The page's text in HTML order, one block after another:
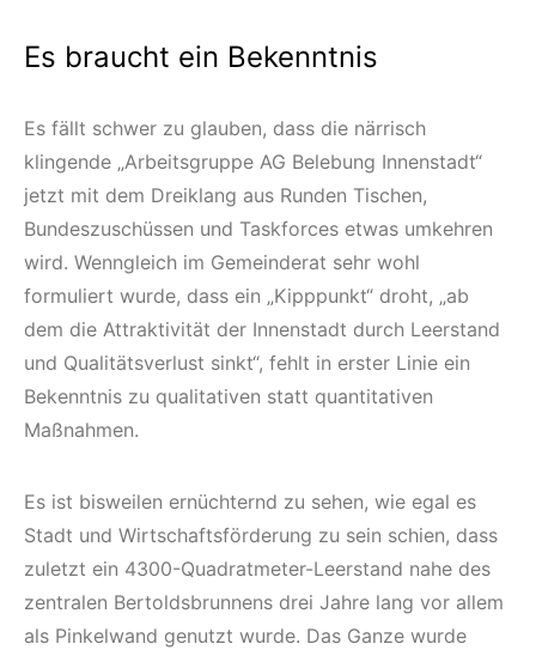
Es braucht ein Bekenntnis
Es fällt schwer zu glauben, dass die närrisch
klingende „Arbeitsgruppe AG Belebung Innenstadt“
jetzt mit dem Dreiklang aus Runden Tischen,
Bundeszuschüssen und Taskforces etwas umkehren
wird. Wenngleich im Gemeinderat sehr wohl
formuliert wurde, dass ein „Kipppunkt“ droht, „ab
dem die Attraktivität der Innenstadt durch Leerstand
und Qualitätsverlust sinkt“, fehlt in erster Linie ein
Bekenntnis zu qualitativen statt quantitativen
Maßnahmen.
Es ist bisweilen ernüchternd zu sehen, wie egal es
Stadt und Wirtschaftsförderung zu sein schien, dass
zuletzt ein 4300-Quadratmeter-Leerstand nahe des
zentralen Bertoldsbrunnens drei Jahre lang vor allem
als Pinkelwand genutzt wurde. Das Ganze wurde